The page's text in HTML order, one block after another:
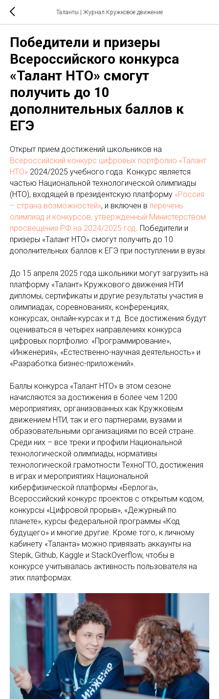
Таланты | Журнал Кружковое движение
Победители и призеры
Всероссийского конкурса
«Талант НТО» смогут
получить до 10
дополнительных баллов к
ЕГЭ
Открыт прием достижений школьников на
Всероссийский конкурс цифровых портфолио «Талант
НТО» 2024/2025 учебного года. Конкурс является
частью Национальной технологической олимпиады
(НТО), входящей в президентскую платформу «Россия
– страна возможностей», и включен в перечень
олимпиад и конкурсов, утвержденный Министерством
просвещения РФ на 2024/2025 год. Победители и
призеры «Талант НТО» смогут получить до 10
дополнительных баллов к ЕГЭ при поступлении в вузы.
До 15 апреля 2025 года школьники могут загрузить на
платформу «Талант» Кружкового движения НТИ
дипломы, сертификаты и другие результаты участия в
олимпиадах, соревнованиях, конференциях,
конкурсах, онлайн-курсах и т.д. Все достижения будут
оцениваться в четырех направлениях конкурса
цифровых портфолио: «Программирование»,
«Инженерия», «Естественно-научная деятельность» и
«Разработка бизнес-приложений».
Баллы конкурса «Талант НТО» в этом сезоне
начисляются за достижения в более чем 1200
мероприятиях, организованных как Кружковым
движением НТИ, так и его партнерами, вузами и
образовательными организациями по всей стране.
Среди них – все треки и профили Национальной
технологической олимпиады, нормативы
технологической грамотности ТехноГТО, достижения
в играх и мероприятиях Национальной
киберфизической платформы «Берлога»,
Всероссийский конкурс проектов с открытым кодом,
конкурсы «Цифровой прорыв», «Дежурный по
планете», курсы федеральной программы «Код
будущего» и многие другие. Кроме того, к личному
кабинету «Таланта» можно привязать аккаунты на
Stepik, Github, Kaggle и StackOverflow, чтобы в
конкурсе учитывалась активность пользователя на
этих платформах.